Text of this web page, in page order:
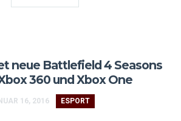
neue Battlefield 4 Seasons
360 und Xbox One
16, 2016 ESPORT